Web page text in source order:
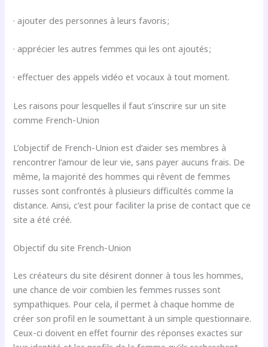
· ajouter des personnes à leurs favoris ;
· apprécier les autres femmes qui les ont ajoutés ;
· effectuer des appels vidéo et vocaux à tout moment.
Les raisons pour lesquelles il faut s’inscrire sur un site
comme French-Union
L’objectif de French-Union est d’aider ses membres à
rencontrer l’amour de leur vie, sans payer aucuns frais. De
même, la majorité des hommes qui rêvent de femmes
russes sont confrontés à plusieurs difficultés comme la
distance. Ainsi, c’est pour faciliter la prise de contact que ce
site a été créé.
Objectif du site French-Union
Les créateurs du site désirent donner à tous les hommes,
une chance de voir combien les femmes russes sont
sympathiques. Pour cela, il permet à chaque homme de
créer son profil en le soumettant à un simple questionnaire.
Ceux-ci doivent en effet fournir des réponses exactes sur